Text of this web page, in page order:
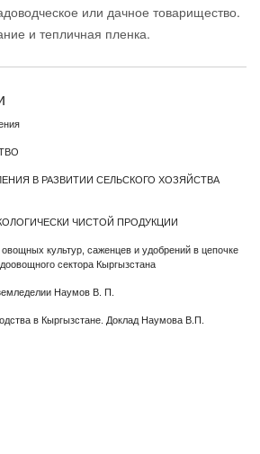
или дачное товарищество.
и тепличная пленка.
В РАЗВИТИИ СЕЛЬСКОГО ХОЗЯЙСТВА
ЧИСТОЙ ПРОДУКЦИИ
культур, саженцев и удобрений в цепочке
сектора Кыргызстана
Наумов В. П.
в Кыргызстане. Доклад Наумова В.П.